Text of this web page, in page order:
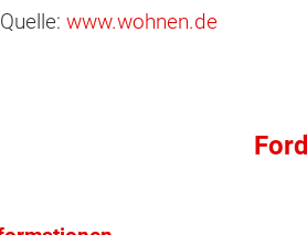
Quelle: www.wohnen.de